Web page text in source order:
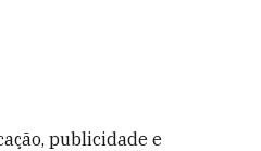
publicidade e